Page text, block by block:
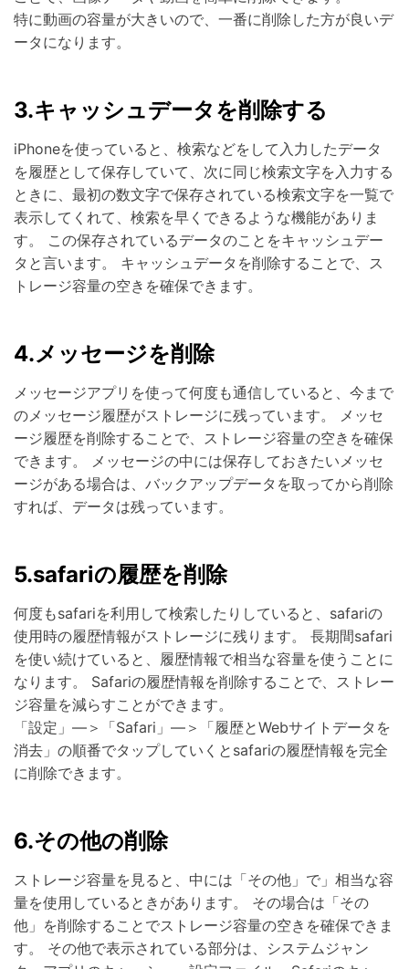
特に動画の容量が大きいので、一番に削除した方が良いデ
ータになります。
3.キャッシュデータを削除する
iPhoneを使っていると、検索などをして入力したデータ
を履歴として保存していて、次に同じ検索文字を入力する
ときに、最初の数文字で保存されている検索文字を一覧で
表示してくれて、検索を早くできるような機能がありま
す。 この保存されているデータのことをキャッシュデー
タと言います。 キャッシュデータを削除することで、ス
トレージ容量の空きを確保できます。
4.メッセージを削除
メッセージアプリを使って何度も通信していると、今まで
のメッセージ履歴がストレージに残っています。 メッセ
ージ履歴を削除することで、ストレージ容量の空きを確保
できます。 メッセージの中には保存しておきたいメッセ
ージがある場合は、バックアップデータを取ってから削除
すれば、データは残っています。
5.safariの履歴を削除
何度もsafariを利用して検索したりしていると、safariの
使用時の履歴情報がストレージに残ります。 長期間safari
を使い続けていると、履歴情報で相当な容量を使うことに
なります。 Safariの履歴情報を削除することで、ストレー
ジ容量を減らすことができます。
「設定」―＞「Safari」―＞「履歴とWebサイトデータを
消去」の順番でタップしていくとsafariの履歴情報を完全
に削除できます。
6.その他の削除
ストレージ容量を見ると、中には「その他」で」相当な容
量を使用しているときがあります。 その場合は「その
他」を削除することでストレージ容量の空きを確保できま
す。 その他で表示されている部分は、システムジャン